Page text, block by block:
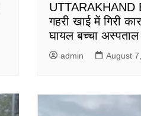
UTTARAKHAND
गहरी खाई में गिरी
घायल बच्चा अस्पताल
admin August